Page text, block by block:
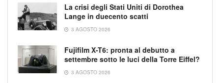
La crisi degli Stati Uniti di Dorothea
Lange in duecento scatti
3 AGOSTO 2026
Fujifilm X-T6: pronta al debutto a
settembre sotto le luci della Torre Eiffel?
3 AGOSTO 2026